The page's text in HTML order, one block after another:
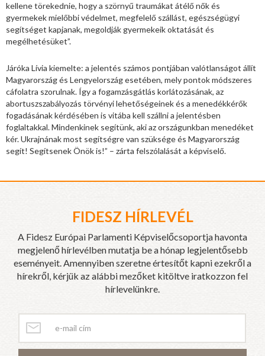
kellene törekednie, hogy a szörnyű traumákat átélő nők és
gyermekek mielőbbi védelmet, megfelelő szállást, egészségügyi
segítséget kapjanak, megoldják gyermekeik oktatását és
megélhetésüket”.
Járóka Lívia kiemelte: a jelentés számos pontjában valótlanságot állít
Magyarország és Lengyelország esetében, mely pontok módszeres
cáfolatra szorulnak. Így a fogamzásgátlás korlátozásának, az
abortuszszabályozás törvényi lehetőségeinek és a menedékkérők
fogadásának kérdésében is vitába kell szállni a jelentésben
foglaltakkal. Mindenkinek segítünk, aki az országunkban menedéket
kér. Ukrajnának most segítségre van szüksége és Magyarország
segít! Segítsenek Önök is!” – zárta felszólalását a képviselő.
FIDESZ HÍRLEVÉL
A Fidesz Európai Parlamenti Képviselőcsoportja havonta
megjelenő hírlevélben mutatja be a hónap legjelentősebb
eseményeit. Amennyiben szeretne értesítőt kapni ezekről a
hírekről, kérjük az alábbi mezőket kitöltve iratkozzon fel
hírlevelünkre.